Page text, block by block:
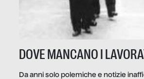
DOVE MANCANO I
Da anni solo polemiche e notizie